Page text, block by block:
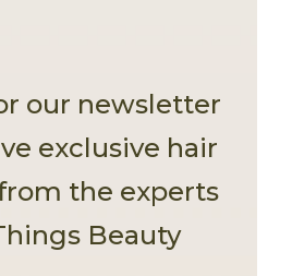
our newsletter
exclusive hair
the experts
Beauty